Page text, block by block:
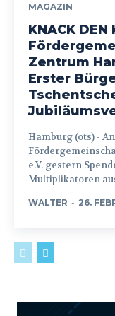
MAGAZIN
KNACK DEN
Zentrum
Erster
Hamburg (ots) - Anlässlich ihres 50. Jubiläums lud die
e.V. gestern
Multiplikatoren
WALTER - 26.